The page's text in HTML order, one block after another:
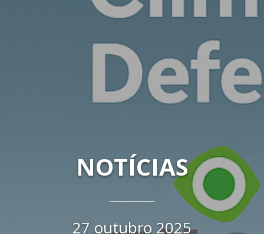
NOTÍCIAS
27 outubro 2025